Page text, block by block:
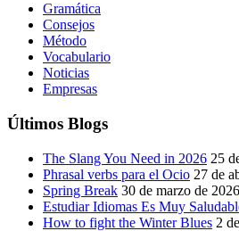
Gramática
Consejos
Método
Vocabulario
Noticias
Empresas
Últimos Blogs
The Slang You Need in 2026 25
Phrasal verbs para el Ocio 27 de
Spring Break 30 de marzo de 2026
Estudiar Idiomas Es Muy
How to fight the Winter Blues 2